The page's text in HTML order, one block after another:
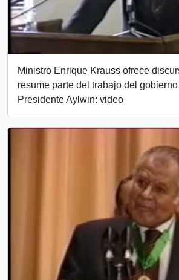
Ministro Enrique Krauss ofrece
resume parte del trabajo del gobierno
Presidente Aylwin: video